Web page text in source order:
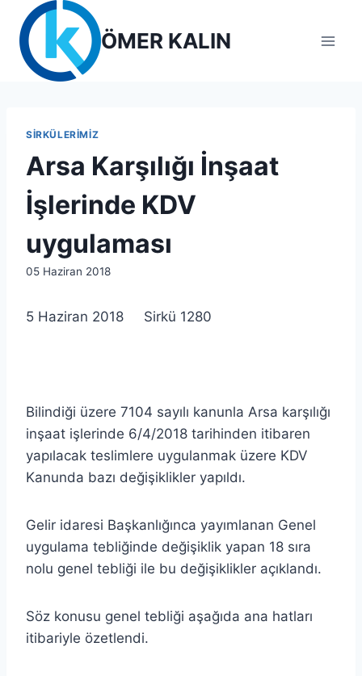
content
ÖMER KALIN
SIRKÜLERIMIZ
Arsa Karşılığı İnşaat
İşlerinde KDV
uygulaması
By
05 Haziran 2018
5 Haziran 2018 Sirkü 1280
Bilindiği üzere 7104 sayılı kanunla Arsa karşılığı
inşaat işlerinde 6/4/2018 tarihinden itibaren
yapılacak teslimlere uygulanmak üzere KDV
Kanunda bazı değişiklikler yapıldı.
Gelir idaresi Başkanlığınca yayımlanan Genel
uygulama tebliğinde değişiklik yapan 18 sıra
nolu genel tebliği ile bu değişiklikler açıklandı.
Söz konusu genel tebliği aşağıda ana hatları
itibariyle özetlendi.